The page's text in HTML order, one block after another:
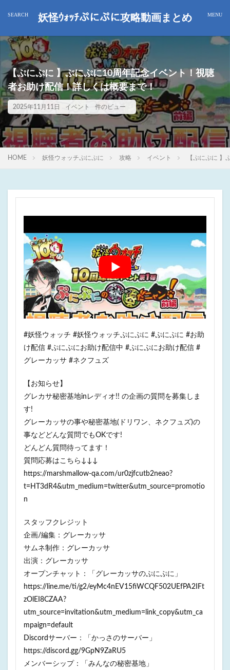
妖怪ｳｫｯﾁぷにぷに攻略動画まとめ
【ぷにぷに 】ぷにぷに10周年記念イベント！視聴
者お助け配信！詳しくは概要まで！
2025年11月11日 イベント 件のビュー
HOME 妖怪ウォッチぷにぷに 攻略 イベント 【ぷにぷに 】
#妖怪ウォッチ #妖怪ウォッチぷにぷに #ぷにぷに #お助
け配信 #ぷにぷにお助け配信中 #ぷにぷにお助け配信 #
グレーカッサ #ネクフュズ
【お知らせ】
グレカサ秘密基地inレディオ!! の企画の質問を募集しま
す!
グレーカッサの事や秘密基地(ドリワン、ネクフュズ)の
事などどんな質問でもOKです!
どんどん質問待ってます！
質問応募はこちら↓↓↓
https://marshmallow-qa.com/ur0zjfcutb2neao?
t=HT3dR4&utm_medium=twitter&utm_source=promotio
n
スタッフクレジット
企画/編集：グレーカッサ
サムネ制作：グレーカッサ
出演：グレーカッサ
オープンチャット：「グレーカッサのぷにぷに」
https://line.me/ti/g2/eyMc4nEV15fiWCQF502UEfPA2IFt
zOlEI8CZAA?
utm_source=invitation&utm_medium=link_copy&utm_ca
mpaign=default
Discordサーバー：「かっさのサーバー」
https://discord.gg/9GpN9ZaRU5
メンバーシップ：「みんなの秘密基地」